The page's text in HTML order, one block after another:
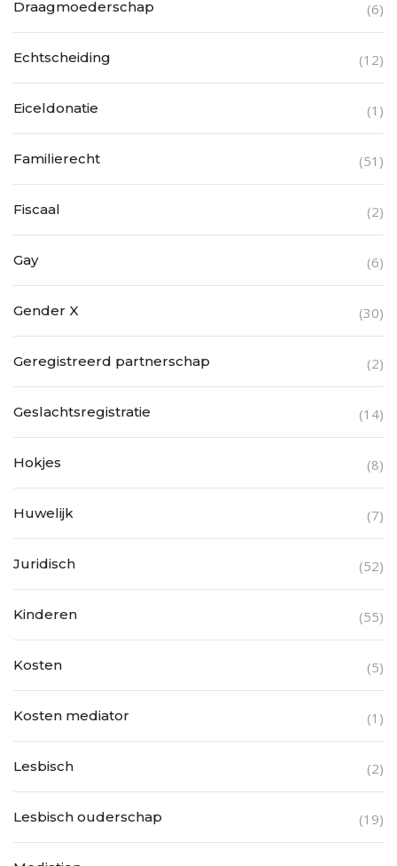
Draagmoederschap (6)
Echtscheiding (12)
Eiceldonatie (1)
Familierecht (51)
Fiscaal (2)
Gay (6)
Gender X (30)
Geregistreerd partnerschap (2)
Geslachtsregistratie (14)
Hokjes (8)
Huwelijk (7)
Juridisch (52)
Kinderen (55)
Kosten (5)
Kosten mediator (1)
Lesbisch (2)
Lesbisch ouderschap (19)